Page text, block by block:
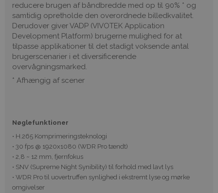
reducere brugen af båndbredde med op til 90% * og
samtidig opretholde den overordnede billedkvalitet.
Derudover giver VADP (VIVOTEK Application
Development Platform) brugerne mulighed for at
tilpasse applikationer til det stadigt voksende antal
brugerscenarier i et diversificerende
overvågningsmarked.
* Afhængig af scener
Nøglefunktioner
• H.265 Komprimeringsteknologi
• 30 fps @ 1920x1080 (WDR Pro tændt)
• 2,8 ~ 12 mm, fjernfokus
• SNV (Supreme Night Synibility) til forhold med lavt lys
• WDR Pro til uovertruffen synlighed i ekstremt lyse og mørke
omgivelser